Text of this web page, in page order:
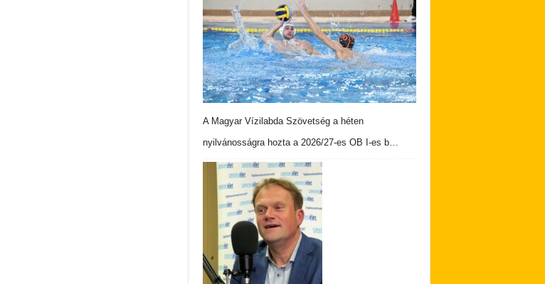
A Magyar Vízilabda Szövetség a héten
nyilvánosságra hozta a 2026/27-es OB I-es b…